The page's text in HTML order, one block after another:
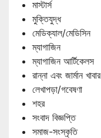
মাস্টার্স
মুক্তিযুদ্ধ
মেডিক্যাল/মেডিসিন
ম্যাগাজিন
ম্যাগাজিন আর্টিকেলস
রান্না এবং জার্মান খাবার
লেখাপড়া/গবেষণা
শহর
সংবাদ বিজ্ঞপ্তি
সমাজ-সংস্কৃতি